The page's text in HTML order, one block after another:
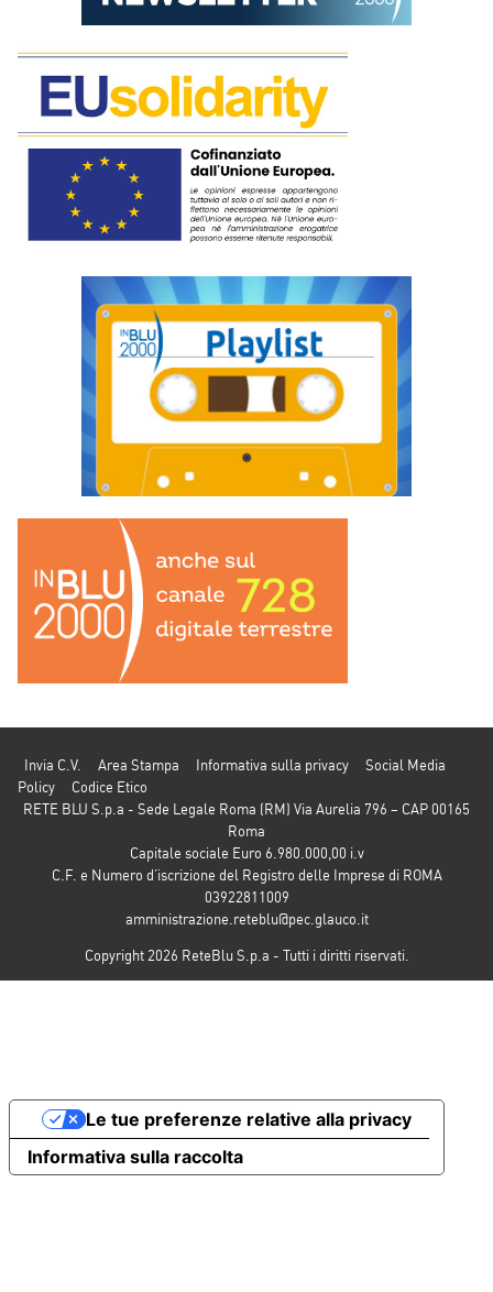
Invia C.V. Area Stampa Informativa sulla privacy
Social Media
Policy
Codice Etico
RETE BLU S.p.a - Sede Legale Roma (RM) Via Aurelia 796 – CAP 00165
Roma
Capitale sociale Euro 6.980.000,00 i.v
C.F. e Numero d’iscrizione del Registro delle Imprese di ROMA
03922811009
amministrazione.reteblu@pec.glauco.it
Copyright 2026 ReteBlu S.p.a - Tutti i diritti riservati.
Informativa sulla raccolta
Le tue preferenze relative alla privacy